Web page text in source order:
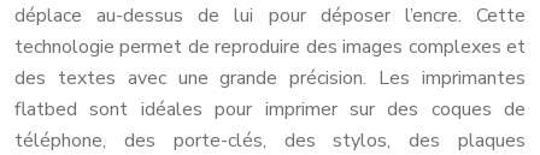
déplace au-dessus de lui pour déposer l’encre. Cette
technologie permet de reproduire des images complexes et
des textes avec une grande précision. Les imprimantes
flatbed sont idéales pour imprimer sur des coques de
téléphone, des porte-clés, des stylos, des plaques